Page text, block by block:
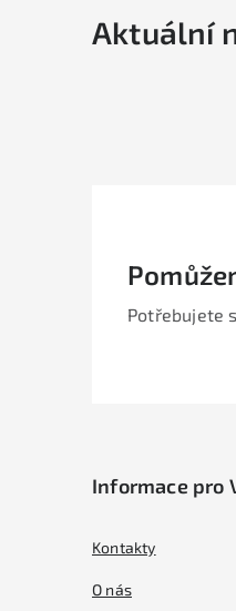
Aktuální
Potřebujete
Informace pro
Kontakty
O nás